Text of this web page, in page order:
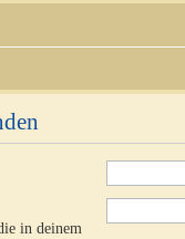
in deinem